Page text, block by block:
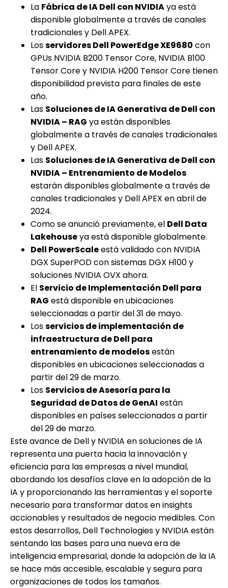
La Fábrica de IA Dell con NVIDIAya está
disponible globalmente a través de canales
tradicionales y Dell APEX.
Losservidores Dell PowerEdge XE9680 con
GPUs NVIDIA B200 Tensor Core, NVIDIA B100
Tensor Core y NVIDIA H200 Tensor Core tienen
disponibilidad prevista para finales de este
año.
Las Soluciones de IA Generativa de Dell con
NVIDIA – RAG ya están disponibles
globalmente a través de canales tradicionales
y Dell APEX.
Las Soluciones de IA Generativa de Dell con
NVIDIA – Entrenamiento de Modelos
estarán disponibles globalmente a través de
canales tradicionales y Dell APEX en abril de
2024.
Como se anunció previamente, el Dell Data
Lakehouseya está disponible globalmente.
Dell PowerScaleestá validado con NVIDIA
DGX SuperPOD con sistemas DGX H100 y
soluciones NVIDIA OVX ahora.
El Servicio de Implementación Dell para
RAG está disponible en ubicaciones
seleccionadas a partir del 31 de mayo.
Losservicios de implementación de
infraestructura de Dell para
entrenamiento de modelosestán
disponibles en ubicaciones seleccionadas a
partir del 29 de marzo.
Los Servicios de Asesoría para la
Seguridad de Datos de GenAI están
disponibles en países seleccionados a partir
del 29 de marzo.
Este avance de Dell y NVIDIA en soluciones de IA
representa una puerta hacia la innovación y
eficiencia para las empresas a nivel mundial,
abordando los desafíos clave en la adopción de la
IA y proporcionando las herramientas y el soporte
necesario para transformar datos en insights
accionables y resultados de negocio medibles. Con
estos desarrollos, Dell Technologies y NVIDIA están
sentando las bases para una nueva era de
inteligencia empresarial, donde la adopción de la IA
se hace más accesible, escalable y segura para
organizaciones de todos los tamaños.